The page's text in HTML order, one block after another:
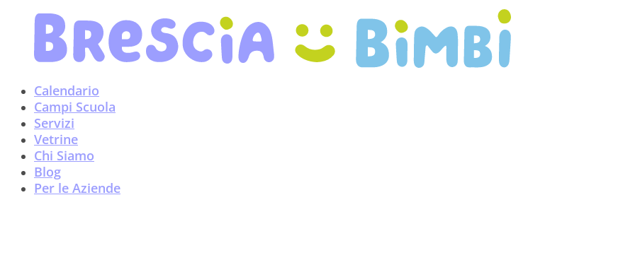
Calendario
Campi Scuola
Servizi
Vetrine
Chi Siamo
Blog
Per le Aziende